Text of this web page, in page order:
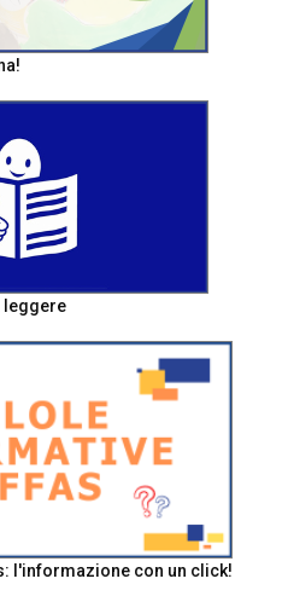
leggere
l'informazione con un click!